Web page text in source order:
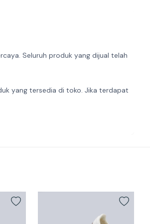
Seluruh produk yang dijual telah
yang tersedia di toko. Jika terdapat